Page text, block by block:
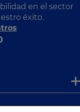
en el sector
éxito.